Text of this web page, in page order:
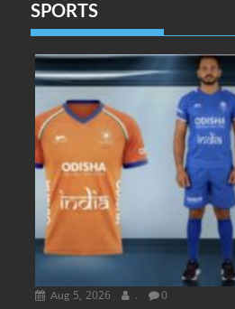
SPORTS
Aug 5, 2026 . 0